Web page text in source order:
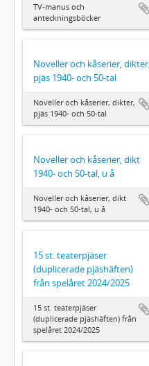
TV-manus och
anteckningsböcker
Noveller och kåserier, dikter,
pjäs 1940- och 50-tal
Noveller och kåserier, dikter,
pjäs 1940- och 50-tal
Noveller och kåserier, dikt
1940- och 50-tal, u å
Noveller och kåserier, dikt
1940- och 50-tal, u å
15 st. teaterpjäser
(duplicerade pjäshäften)
från spelåret 2024/2025
15 st. teaterpjäser
(duplicerade pjäshäften) från
spelåret 2024/2025